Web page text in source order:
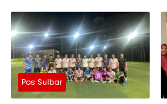
Pos Sulbar